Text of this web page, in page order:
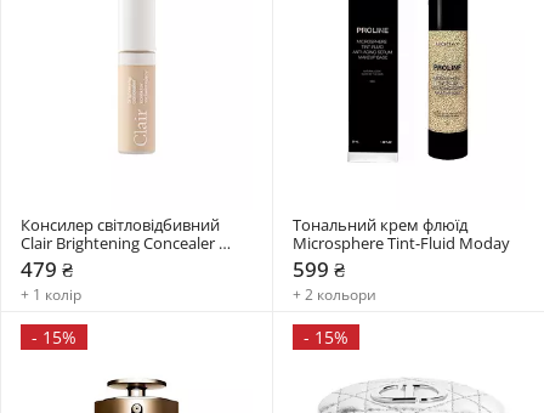
Консилер світловідбивний
Clair Brightening Concealer
Paese
479 ₴
+ 1 колір
Тональний крем флюїд
Microsphere Tint-Fluid Moday
599 ₴
+ 2 кольори
- 15% - 15%